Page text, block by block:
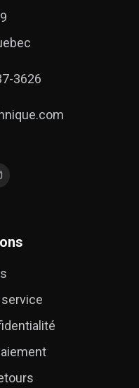
3626